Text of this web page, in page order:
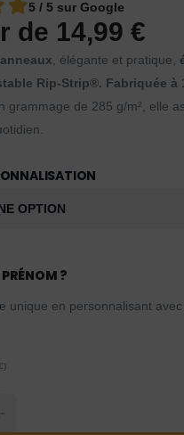
5 / 5 sur Google
de 14,99€
, élégante et pratique,
Rip-Strip®. Fabriquée à
grammage de 285 g/m², elle
?
unique en personnalisant
)